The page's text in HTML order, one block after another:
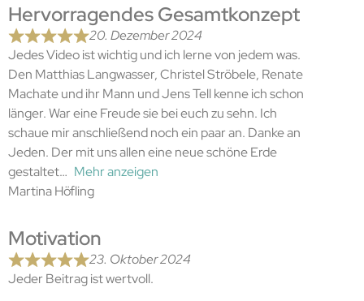
Hervorragendes Gesamtkonzept
20. Dezember 2024
Jedes Video ist wichtig und ich lerne von jedem was.
Den Matthias Langwasser, Christel Ströbele, Renate
Machate und ihr Mann und Jens Tell kenne ich schon
länger. War eine Freude sie bei euch zu sehn. Ich
schaue mir anschließend noch ein paar an. Danke an
Jeden. Der mit uns allen eine neue schöne Erde
gestaltet
Mehr anzeigen
Martina Höfling
Motivation
23. Oktober 2024
Jeder Beitrag ist wertvoll.